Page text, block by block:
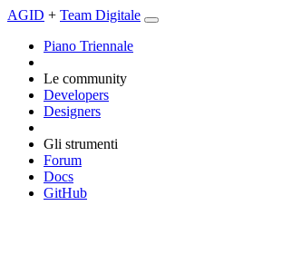
AGID + Team Digitale
Piano Triennale
Le community
Developers
Designers
Gli strumenti
Forum
Docs
GitHub